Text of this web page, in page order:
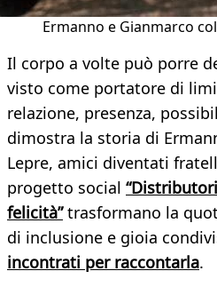
Ermanno e Gianmarco
Il corpo a volte può porre
visto come portatore di
relazione, presenza,
dimostra la storia di
Lepre, amici diventati
progetto social
felicità”trasformano la
di inclusione e gioia
incontrati per raccontarla.